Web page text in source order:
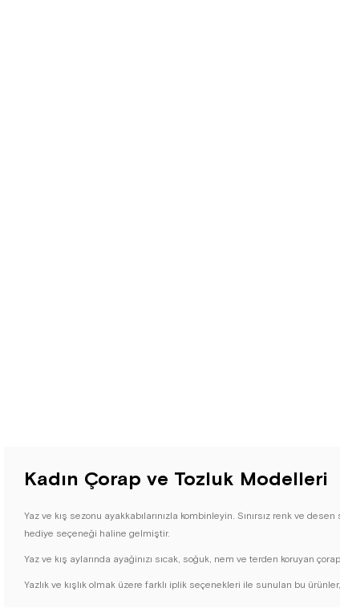
Kadın Çorap ve Tozluk Modelleri
Yaz ve kış sezonu ayakkabılarınızla kombinleyin. Sınırsız renk ve
hediye seçeneği haline gelmiştir.
Yaz ve kış aylarında ayağinızı sıcak, soğuk, nem ve terden koruyan
Yazlık ve kışlık olmak üzere farklı iplik seçenekleri ile sunulan bu